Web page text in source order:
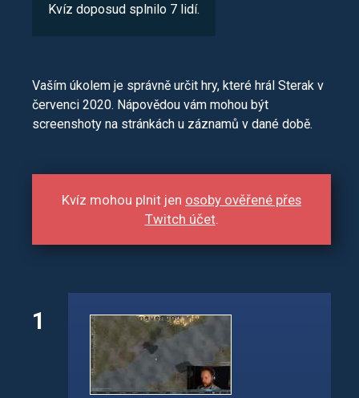
Kvíz doposud splnilo 7 lidí.
Vaším úkolem je správně určit hry, které hrál Sterak v
červenci 2020. Nápovědou vám mohou být
screenshoty na stránkách u záznamů v dané době.
Kvíz mohou plnit jen osoby ověřené přes
Twitch účet.
1